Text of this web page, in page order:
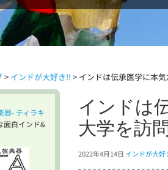
> インドが大好き!! > インドは伝承医学に本
インドは
大学を訪
2022年4月14日 インドが大好
器- ティラキ
面白インド&